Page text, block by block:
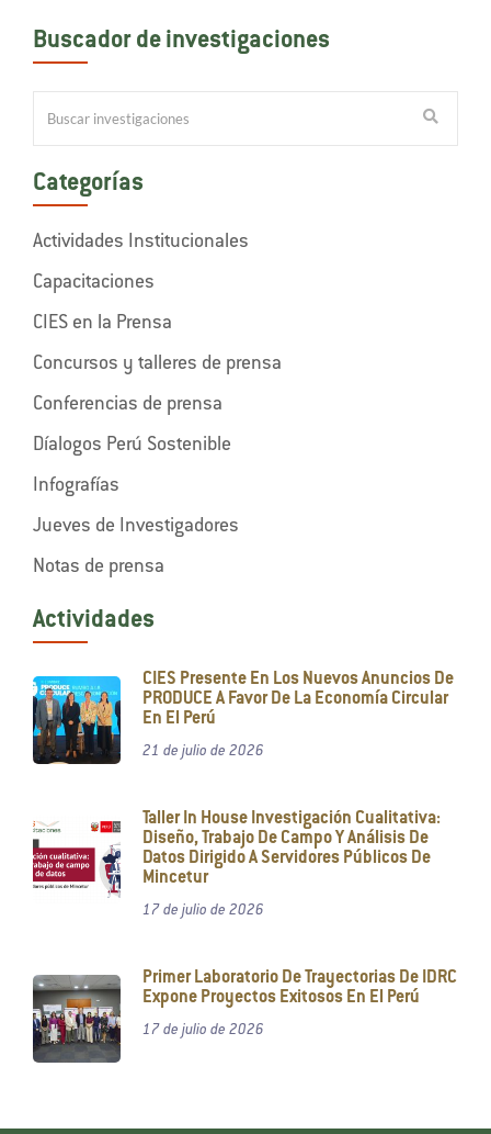
Buscador de investigaciones
Categorías
Actividades Institucionales
Capacitaciones
CIES en la Prensa
Concursos y talleres de prensa
Conferencias de prensa
Díalogos Perú Sostenible
Infografías
Jueves de Investigadores
Notas de prensa
Actividades
CIES Presente En Los Nuevos Anuncios De
PRODUCE A Favor De La Economía Circular
En El Perú
21 de julio de 2026
Taller In House Investigación Cualitativa:
Diseño, Trabajo De Campo Y Análisis De
Datos Dirigido A Servidores Públicos De
Mincetur
17 de julio de 2026
Primer Laboratorio De Trayectorias De IDRC
Expone Proyectos Exitosos En El Perú
17 de julio de 2026